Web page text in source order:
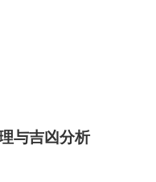
与吉凶分析